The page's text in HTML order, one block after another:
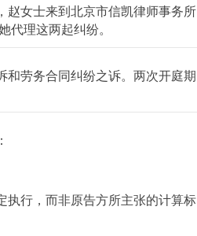
赵女士来到北京市信凯律师事务所
代理这两起纠纷。
和劳务合同纠纷之诉。两次开庭期
执行，而非原告方所主张的计算标